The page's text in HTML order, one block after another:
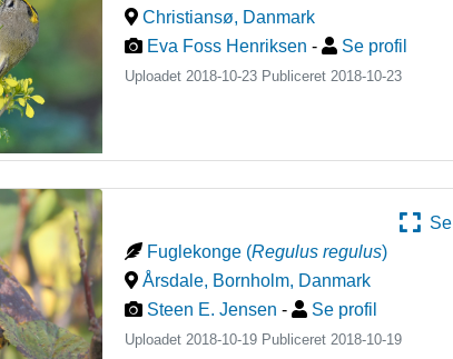
Christiansø, Danmark
Eva Foss Henriksen - Se profil
Uploadet 2018-10-23 Publiceret2018-10-23
Se
Fuglekonge (Regulus regulus)
Årsdale, Bornholm, Danmark
Steen E. Jensen - Se profil
Uploadet 2018-10-19 Publiceret2018-10-19